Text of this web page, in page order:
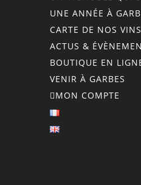
UNE ANNÉE À
CARTE DE NOS VINS
ACTUS &
BOUTIQUE EN
VENIR À GARBES
MON COMPTE